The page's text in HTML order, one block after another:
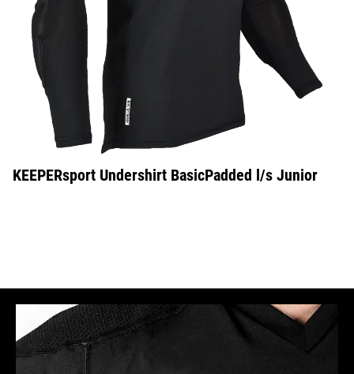
KEEPERsport Undershirt BasicPadded l/s Junior